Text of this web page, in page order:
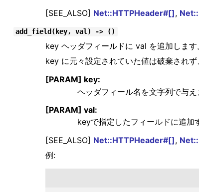
[SEE_ALSO] Net::HTTPHeader#[],
add_field(key, val) -> ()
key ヘッダフィールドに val を追加します
key に元々設定されていた値は破棄されず
[PARAM] key:
ヘッダフィール名を文字列で与え
[PARAM] val:
keyで指定したフィールドに追加
[SEE_ALSO] Net::HTTPHeader#[],
例: